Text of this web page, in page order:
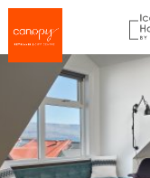
VELDU HÓTEL
KOMUDAGUR